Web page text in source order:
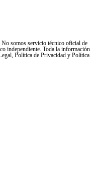
somos servicio técnico oficial de
independiente. Toda la información
Política de Privacidad y Política